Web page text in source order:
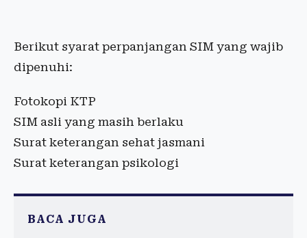
Berikut syarat perpanjangan SIM yang wajib
dipenuhi:
Fotokopi KTP
SIM asli yang masih berlaku
Surat keterangan sehat jasmani
Surat keterangan psikologi
BACA JUGA